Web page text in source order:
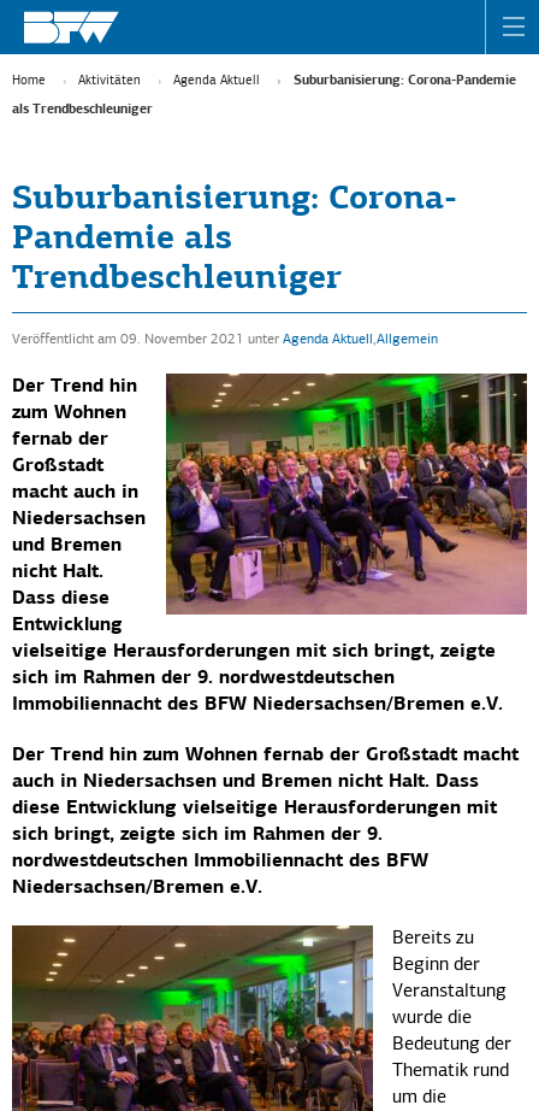
Home Aktivitäten Agenda Aktuell Suburbanisierung: Corona-Pandemie
als Trendbeschleuniger
Suburbanisierung: Corona-
Pandemie als
Trendbeschleuniger
Veröffentlicht am 09. November 2021 unter Agenda Aktuell ,Allgemein
Der Trend hin
zum Wohnen
fernab der
Großstadt
macht auch in
Niedersachsen
und Bremen
nicht Halt.
Dass diese
Entwicklung
vielseitige Herausforderungen mit sich bringt, zeigte
sich im Rahmen der 9. nordwestdeutschen
Immobiliennacht des BFW Niedersachsen/Bremen e.V.
Der Trend hin zum Wohnen fernab der Großstadt macht
auch in Niedersachsen und Bremen nicht Halt. Dass
diese Entwicklung vielseitige Herausforderungen mit
sich bringt, zeigte sich im Rahmen der 9.
nordwestdeutschen Immobiliennacht des BFW
Niedersachsen/Bremen e.V.
Bereits zu
Beginn der
Veranstaltung
wurde die
Bedeutung der
Thematik rund
um die